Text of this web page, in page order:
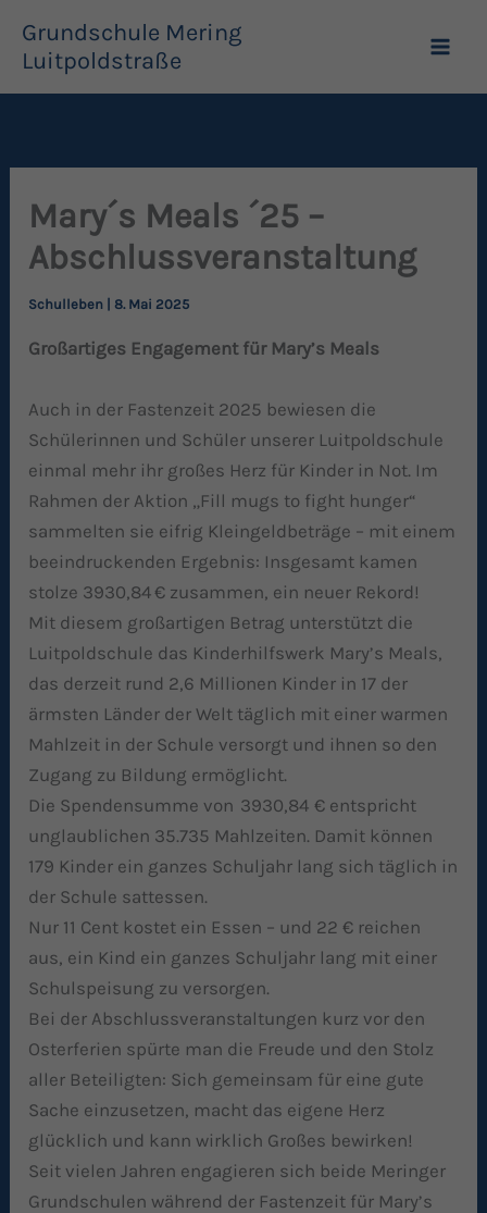
Inhalt
springen
Grundschule Mering
Luitpoldstraße
Mary´s Meals ´25 –
Abschlussveranstaltung
Schulleben | 8. Mai 2025
Großartiges Engagement für Mary’s Meals
Auch in der Fastenzeit 2025 bewiesen die
Schülerinnen und Schüler unserer Luitpoldschule
einmal mehr ihr großes Herz für Kinder in Not. Im
Rahmen der Aktion „Fill mugs to fight hunger“
sammelten sie eifrig Kleingeldbeträge – mit einem
beeindruckenden Ergebnis: Insgesamt kamen
stolze 3930,84 € zusammen, ein neuer Rekord!
Mit diesem großartigen Betrag unterstützt die
Luitpoldschule das Kinderhilfswerk Mary’s Meals,
das derzeit rund 2,6 Millionen Kinder in 17 der
ärmsten Länder der Welt täglich mit einer warmen
Mahlzeit in der Schule versorgt und ihnen so den
Zugang zu Bildung ermöglicht.
Die Spendensumme von 3930,84 € entspricht
unglaublichen 35.735 Mahlzeiten. Damit können
179 Kinder ein ganzes Schuljahr lang sich täglich in
der Schule sattessen.
Nur 11 Cent kostet ein Essen – und 22 € reichen
aus, ein Kind ein ganzes Schuljahr lang mit einer
Schulspeisung zu versorgen.
Bei der Abschlussveranstaltungen kurz vor den
Osterferien spürte man die Freude und den Stolz
aller Beteiligten: Sich gemeinsam für eine gute
Sache einzusetzen, macht das eigene Herz
glücklich und kann wirklich Großes bewirken!
Seit vielen Jahren engagieren sich beide Meringer
Grundschulen während der Fastenzeit für Mary’s